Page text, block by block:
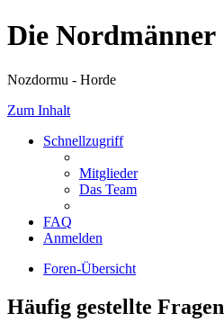
Die Nordmänner
Nozdormu - Horde
Zum Inhalt
Schnellzugriff
Mitglieder
Das Team
FAQ
Anmelden
Foren-Übersicht
Häufig gestellte Fragen